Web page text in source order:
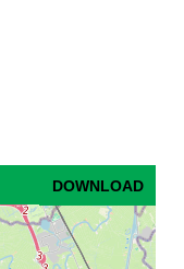
DOWNLOAD